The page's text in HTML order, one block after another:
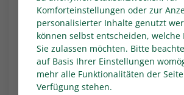
Zuletzt verlor die Fortuna das
zweiten Mannschaft des 1. FC
gute Hälfte reicht nicht, um ein
gewinnen", analysierte Fortuna-
Matthias Mink. "Solche Spiele gibt
hatten wir in dieser Saison nicht
Komforteinstellungen oder zur
personalisierter Inhalte genutzt
können selbst entscheiden, welche
Sie zulassen möchten. Bitte
auf Basis Ihrer Einstellungen
mehr alle Funktionalitäten der
Verfügung stehen.